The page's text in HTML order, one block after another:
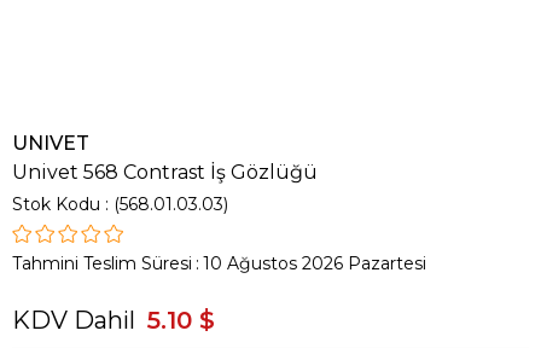
UNIVET
Univet 568 Contrast İş Gözlüğü
Stok Kodu (568.01.03.03)
Tahmini Teslim Süresi : 10 Ağustos 2026 Pazartesi
KDV Dahil 5.10 $